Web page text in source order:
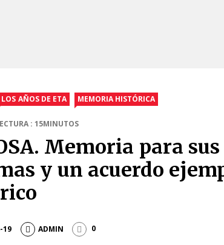
LOS AÑOS DE ETA MEMORIA HISTÓRICA
: 15MINUTOS
Memoria para sus
y un acuerdo
19 ADMIN 0